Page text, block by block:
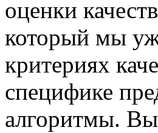
оценки
который мы
критериях
специфике
алгоритмы.